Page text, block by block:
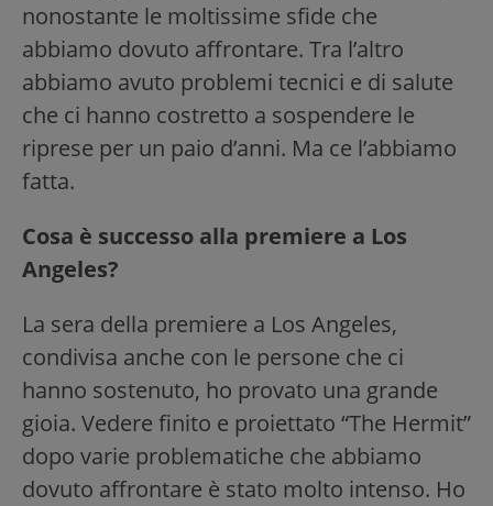
nonostante le moltissime sfide che
abbiamo dovuto affrontare. Tra l’altro
abbiamo avuto problemi tecnici e di salute
che ci hanno costretto a sospendere le
riprese per un paio d’anni. Ma ce l’abbiamo
fatta.
Cosa è successo alla premiere a Los
Angeles?
La sera della premiere a Los Angeles,
condivisa anche con le persone che ci
hanno sostenuto, ho provato una grande
gioia. Vedere finito e proiettato “The Hermit”
dopo varie problematiche che abbiamo
dovuto affrontare è stato molto intenso. Ho